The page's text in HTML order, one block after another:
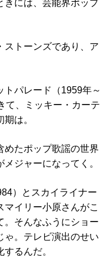
きには、芸能界ポップ
トーンズであり、ア
パレード（1959年～
て、ミッキー・カーテ
は。
たポップ歌謡の世界
ジャーになってく。
）とスカイライナー
イリー小原さんがこ
。そんなふうにショー
ゃ。テレビ演出のせい
るんだ。